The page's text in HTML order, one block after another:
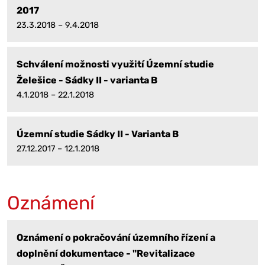
2017
23.3.2018 – 9.4.2018
Schválení možnosti využití Územní studie
Želešice - Sádky II - varianta B
4.1.2018 – 22.1.2018
Územní studie Sádky II - Varianta B
27.12.2017 – 12.1.2018
Oznámení
Oznámení o pokračování územního řízení a
doplnění dokumentace - "Revitalizace